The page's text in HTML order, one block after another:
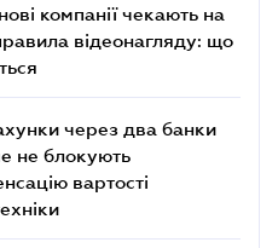
компанії чекають на
відеонагляду: що
через два банки
не блокують
вартості